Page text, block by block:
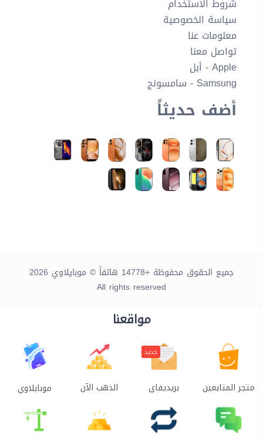
شروط الاستخدام
سياسة الخصوصية
معلومات عنا
تواصل معنا
Apple - أبل
Samsung - سامسونج
أضف حديثاً
جميع الحقوق محفوظة +14778 هاتفاً © موبايلاوي 2026
All rights reserved